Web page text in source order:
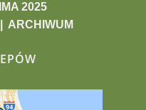
2025
ARCHIWUM